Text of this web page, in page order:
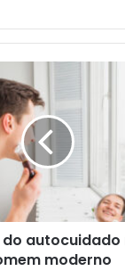
autocuidado
moderno